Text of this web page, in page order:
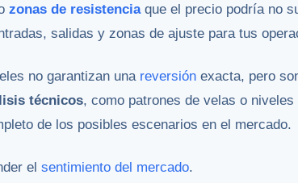
zonas de resistenciaque el precio podría no
salidas y zonas de ajuste para tus
no garantizan una reversión exacta, pero
técnicos, como patrones de velas o
de los posibles escenarios en el mercado.
el sentimiento del mercado.